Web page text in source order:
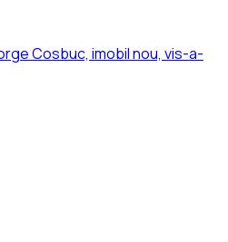
Cosbuc, imobil nou, vis-a-